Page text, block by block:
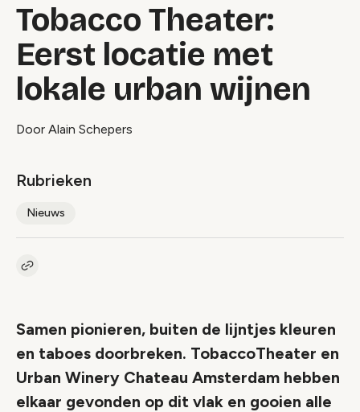
Tobacco Theater:
Eerst locatie met
lokale urban wijnen
Door Alain Schepers
Rubrieken
Nieuws
Kopieer link naar artikel
Samen pionieren, buiten de lijntjes kleuren
en taboes doorbreken. TobaccoTheater en
Urban Winery Chateau Amsterdam hebben
elkaar gevonden op dit vlak en gooien alle